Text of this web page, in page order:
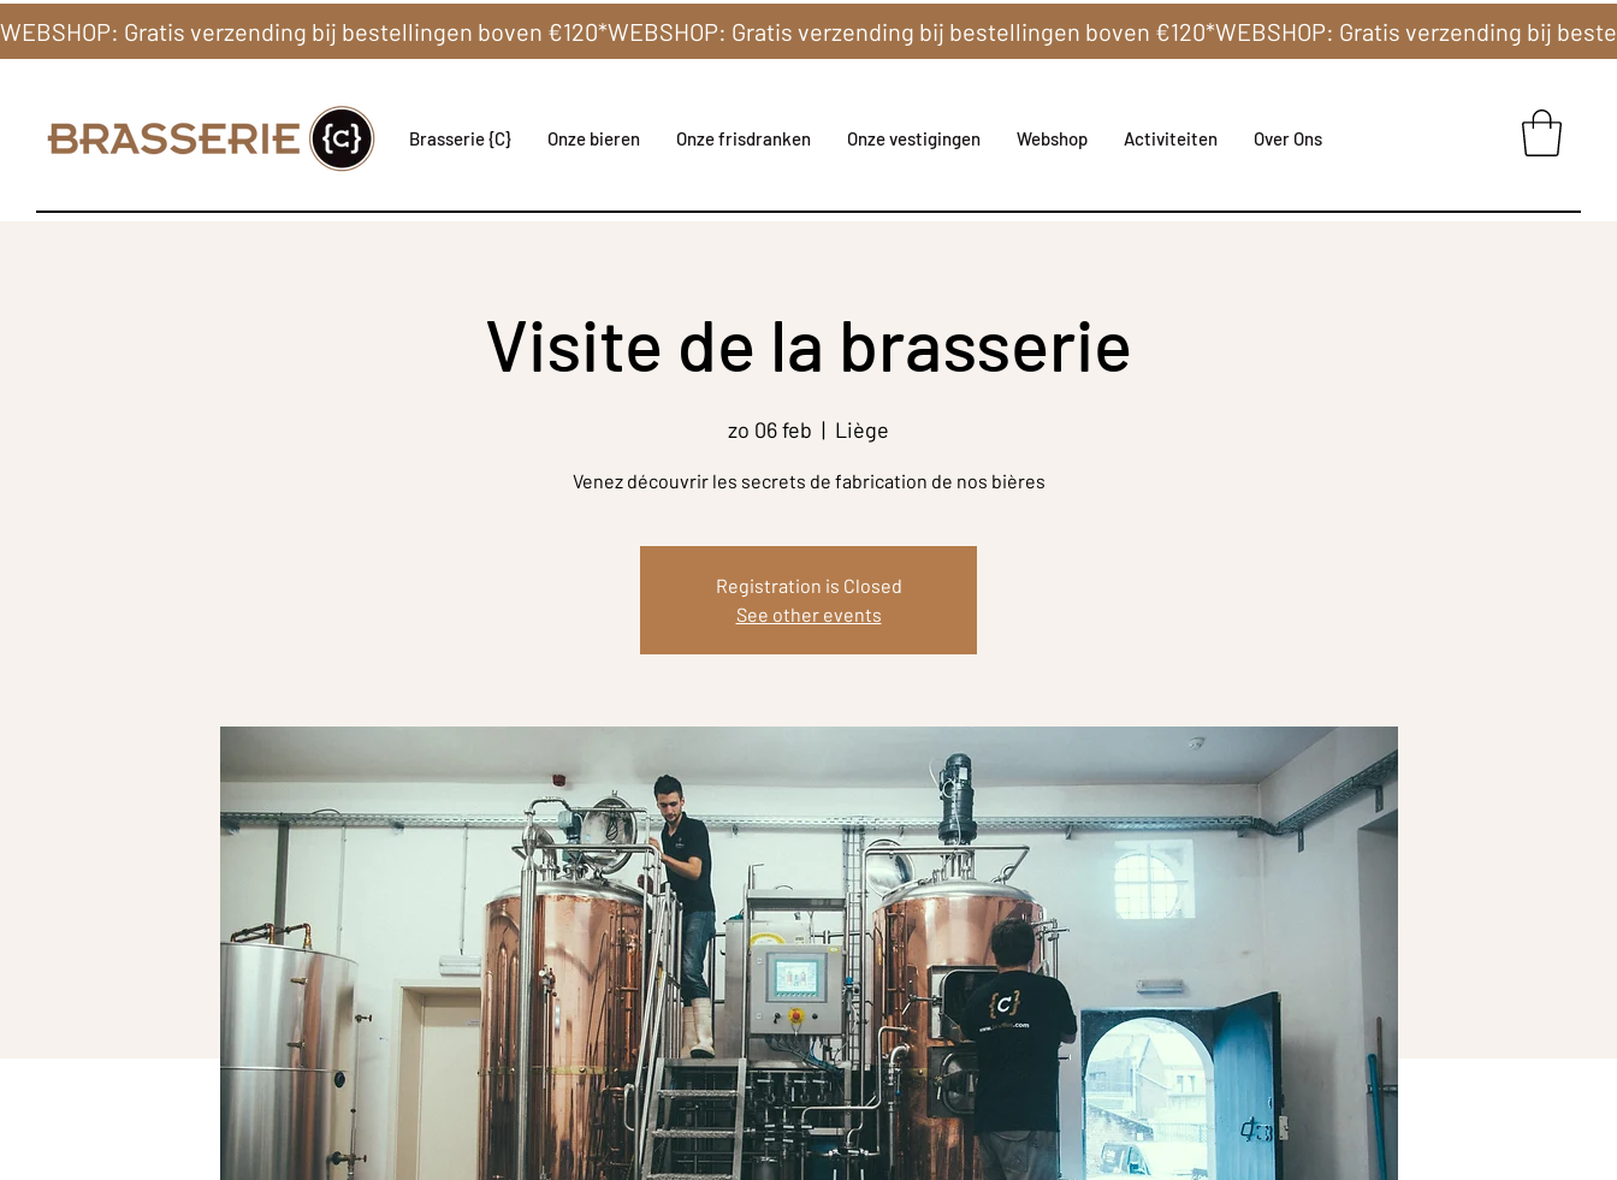
Brasserie {C} Onze bieren Onze frisdranken Onze vestigingen Webshop Activiteiten Over Ons
Visite de la brasserie
zo 06 feb
  |
Liège
Venez découvrir les secrets de fabrication de nos bières
Registration is Closed
See other events